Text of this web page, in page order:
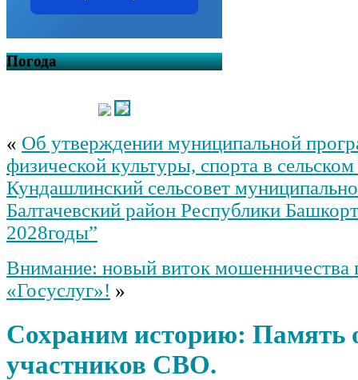
Погода
« Об утверждении муниципальной
физической культуры, спорта в
Кундашлинский сельсовет
Балтачевский район Республики
2028годы”
Внимание: новый виток мошенничества
«Госуслуг»! »
Сохраним историю: Память
участников СВО.